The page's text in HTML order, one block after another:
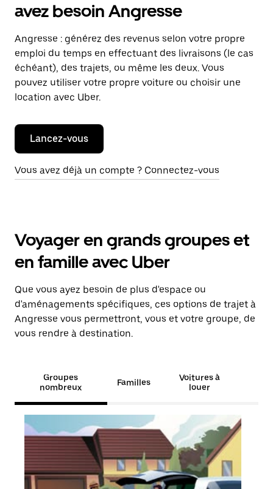
avez besoin Angresse
Angresse : générez des revenus selon votre propre
emploi du temps en effectuant des livraisons (le cas
échéant), des trajets, ou même les deux. Vous
pouvez utiliser votre propre voiture ou choisir une
location avec Uber.
Lancez-vous
Vous avez déjà un compte ? Connectez-vous
Voyager en grands groupes et
en famille avec Uber
Que vous ayez besoin de plus d'espace ou
d'aménagements spécifiques, ces options de trajet à
Angresse vous permettront, vous et votre groupe, de
vous rendre à destination.
Groupes
nombreux
Familles
Voitures à
louer